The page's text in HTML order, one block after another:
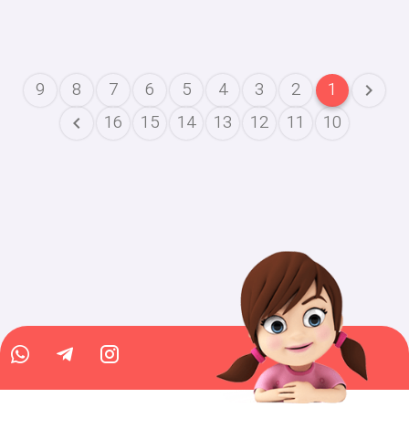
1
2
3
4
5
6
7
8
9
10
11
12
13
14
15
16